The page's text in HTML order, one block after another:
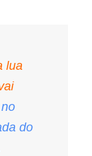
lua
no
do